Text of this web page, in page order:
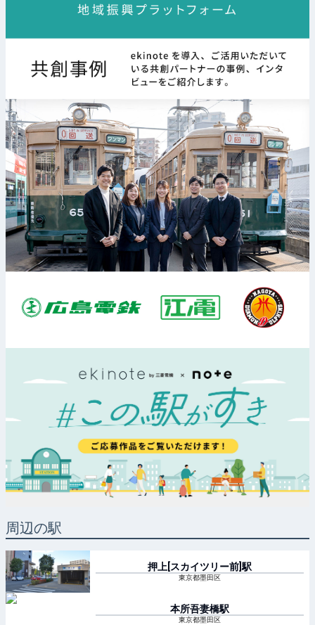
周辺の駅
押上[スカイツリー前] 駅
東京都墨田区
本所吾妻橋駅
東京都墨田区